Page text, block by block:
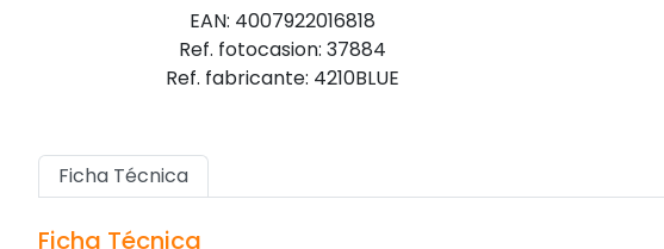
EAN: 4007922016818
Ref. fotocasion: 37884
Ref. fabricante: 4210BLUE
Ficha Técnica
Ficha Técnica